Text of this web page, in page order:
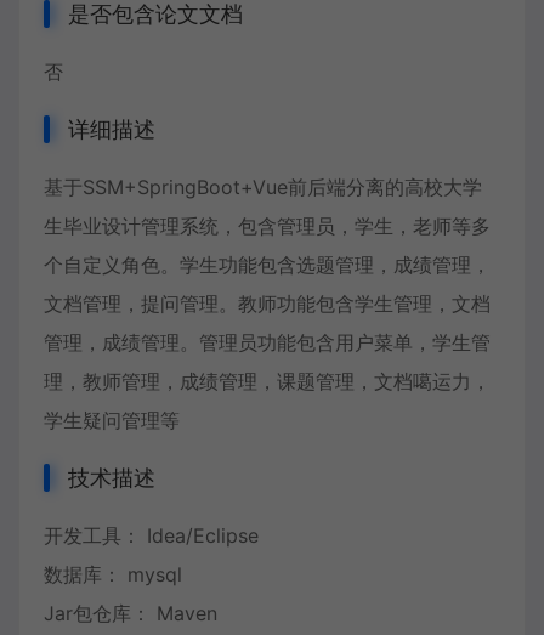
是否包含论文文档
否
详细描述
基于SSM+SpringBoot+Vue前后端分离的高校大学
生毕业设计管理系统，包含管理员，学生，老师等多
个自定义角色。学生功能包含选题管理，成绩管理，
文档管理，提问管理。教师功能包含学生管理，文档
管理，成绩管理。管理员功能包含用户菜单，学生管
理，教师管理，成绩管理，课题管理，文档噶运力，
学生疑问管理等
技术描述
开发工具： Idea/Eclipse
数据库： mysql
Jar包仓库： Maven